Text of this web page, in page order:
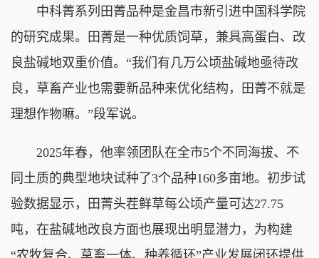
中科菁系列田菁品种是金昌市新引进中国科学院
的研究成果。田菁是一种优质饲草，兼具高蛋白、改
良盐碱地双重价值。“我们有几万公顷盐碱地亟待改
良，草畜产业也需要新品种来优化结构，田菁不就是
理想作物嘛。”段军说。
2025年春，他率领团队在全市5个不同海拔、不
同土质的典型地块试种了3个品种160多亩地。初步试
验数据显示，田菁头茬鲜草每公顷产量可达27.75
吨，在盐碱地改良方面也展现出明显潜力，为构建
“农牧复合、草畜一体、种养循环”产业发展闭环提供